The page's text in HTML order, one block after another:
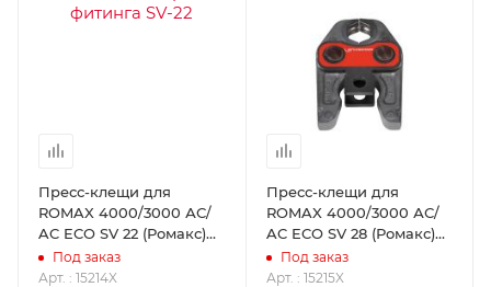
Пресс-клещи для
ROMAX 4000/3000 АС/
AC ECO SV 22 (Ромакс)
ROTHENBERGER 15214X
Под заказ
Арт. : 15214X
Пресс-клещи для
ROMAX 4000/3000 АС/
AC ECO SV 28 (Ромакс)
ROTHENBERGER 15215X
Под заказ
Арт. : 15215X